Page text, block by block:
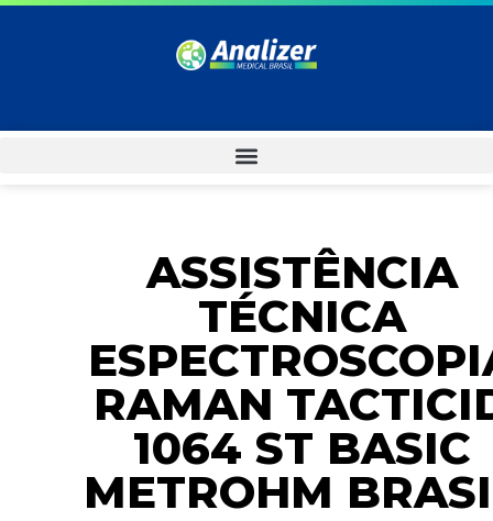
ASSISTÊNCIA
TÉCNICA
RAMAN
1064 ST BASIC
METROHM